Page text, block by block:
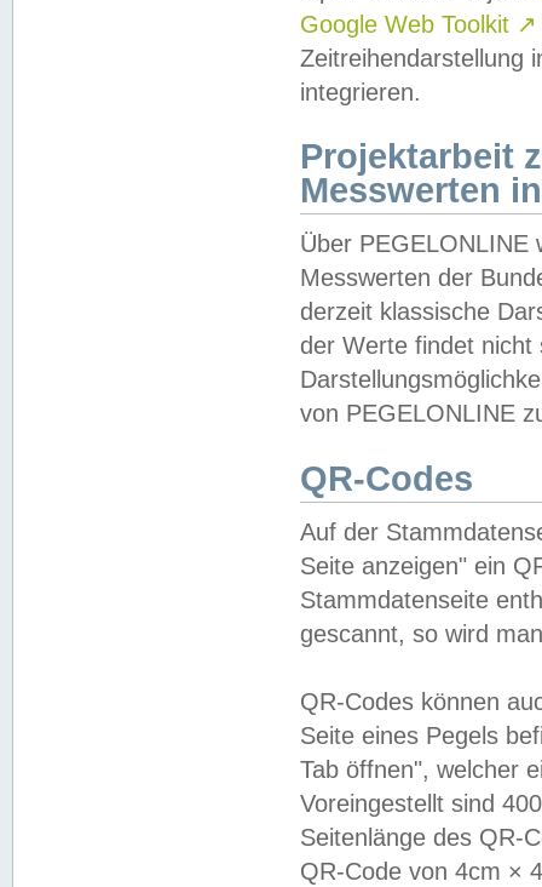
Google Web Toolkit ↗
Zeitreihendarstellung
integrieren.
Projektarbeit
Messwerten
Über PEGELONLINE
Messwerten der
derzeit klassische
der Werte findet
von PEGELONLINE
QR-Codes
Auf der
Seite anzeigen" ein
Stammdatenseite
gescannt, so wird
QR-Codes können
Seite eines Pegels
Tab öffnen", welcher
Voreingestellt sind
Seitenlänge des QR-
QR-Code von 4cm ×